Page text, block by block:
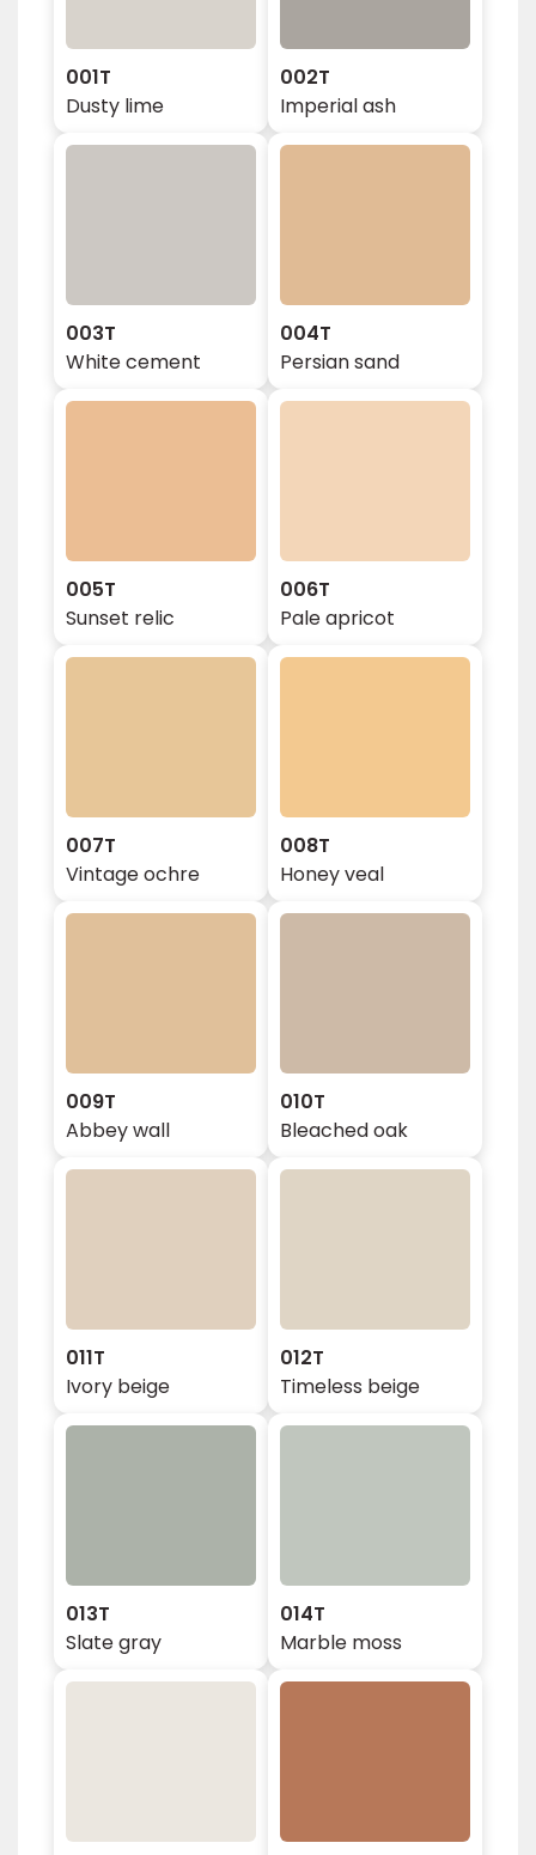
001T
Dusty lime
002T
Imperial ash
003T
White cement
004T
Persian sand
005T
Sunset relic
006T
Pale apricot
007T
Vintage ochre
008T
Honey veal
009T
Abbey wall
010T
Bleached oak
011T
Ivory beige
012T
Timeless beige
013T
Slate gray
014T
Marble moss